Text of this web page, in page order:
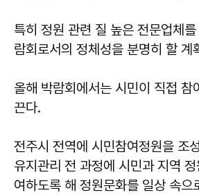
특히 정원 관련 질 높은 전문업체
람회로서의 정체성을 분명히 할 계
올해 박람회에서는 시민이 직접 참
끈다.
전주시 전역에 시민참여정원을 조
유지관리 전 과정에 시민과 지역
여하도록 해 정원문화를 일상 속으